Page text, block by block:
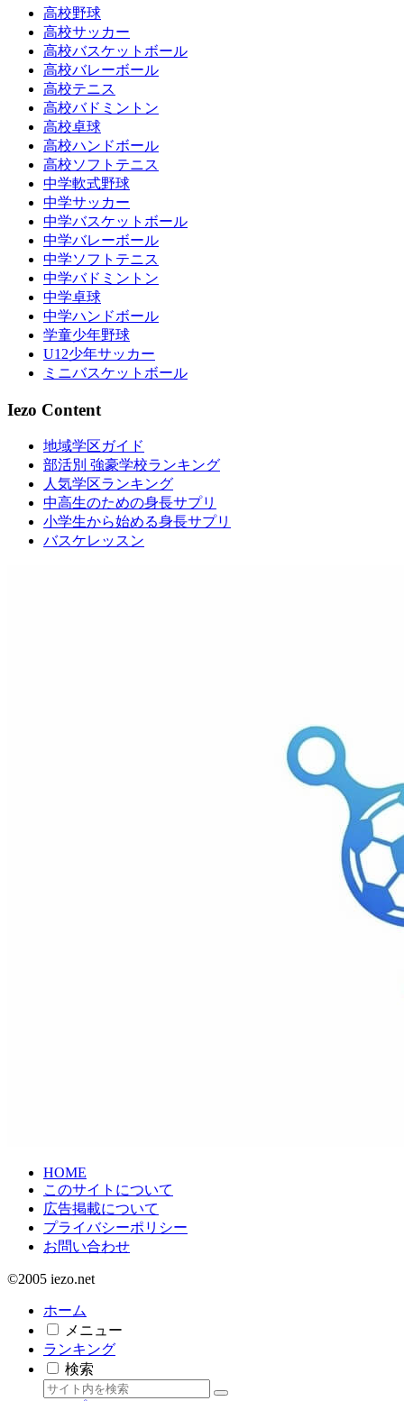
高校野球
高校サッカー
高校バスケットボール
高校バレーボール
高校テニス
高校バドミントン
高校卓球
高校ハンドボール
高校ソフトテニス
中学軟式野球
中学サッカー
中学バスケットボール
中学バレーボール
中学ソフトテニス
中学バドミントン
中学卓球
中学ハンドボール
学童少年野球
U12少年サッカー
ミニバスケットボール
Iezo Content
地域学区ガイド
部活別 強豪学校ランキング
人気学区ランキング
中高生のための身長サプリ
小学生から始める身長サプリ
バスケレッスン
HOME
このサイトについて
広告掲載について
プライバシーポリシー
お問い合わせ
©2005 iezo.net
ホーム
メニュー
ランキング
検索